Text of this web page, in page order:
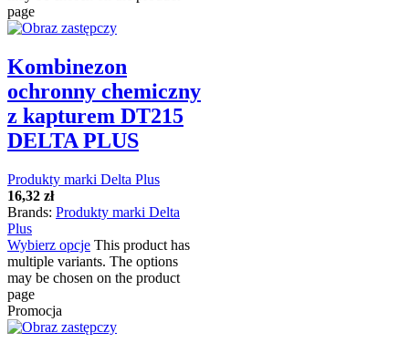
page
Kombinezon
ochronny chemiczny
z kapturem DT215
DELTA PLUS
Produkty marki Delta Plus
16,32 zł
Brands: Produkty marki Delta
Plus
Wybierz opcje This product has
multiple variants. The options
may be chosen on the product
page
Promocja